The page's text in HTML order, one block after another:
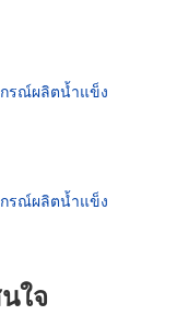
กรณ์ผลิตน้ำแข็ง
กรณ์ผลิตน้ำแข็ง
ใจ